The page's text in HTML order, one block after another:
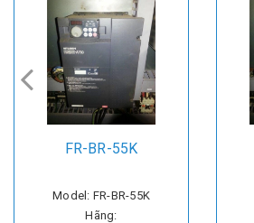
FR-BR-55K
Model: FR-BR-55K
Hãng: